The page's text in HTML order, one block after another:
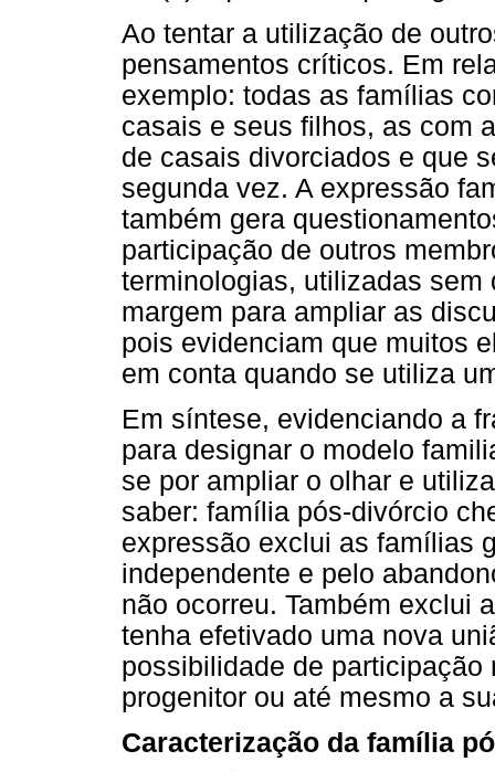
Ao tentar a utilização de
pensamentos críticos. Em
exemplo: todas as famílias
casais e seus filhos, as com
de casais divorciados e que
segunda vez. A expressão
também gera
participação de outros
terminologias, utilizadas
margem para ampliar as
pois evidenciam que muitos
em conta quando se utiliza
Em síntese, evidenciando a
para designar o modelo
se por ampliar o olhar e
saber: família pós-divórcio
expressão exclui as famílias
independente e pelo
não ocorreu. Também exclui
tenha efetivado uma nova
possibilidade de
progenitor ou até mesmo a
Caracterização da família